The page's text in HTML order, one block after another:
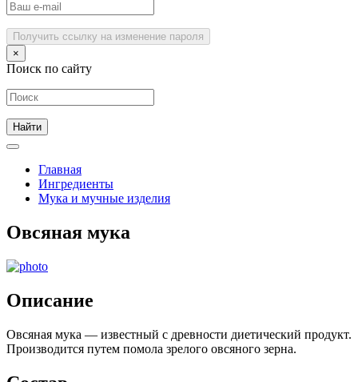
Получить ссылку на изменение пароля
×
Поиск по сайту
Главная
Ингредиенты
Мука и мучные изделия
Овсяная мука
Описание
Овсяная мука — известный с древности диетический продукт.
Производится путем помола зрелого овсяного зерна.